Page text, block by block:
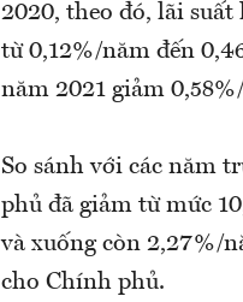
2020, theo đó, lãi
từ 0,12%/năm đến
năm 2021 giảm
So sánh với các năm
phủ đã giảm từ mức
và xuống còn 2,27%/
cho Chính phủ.